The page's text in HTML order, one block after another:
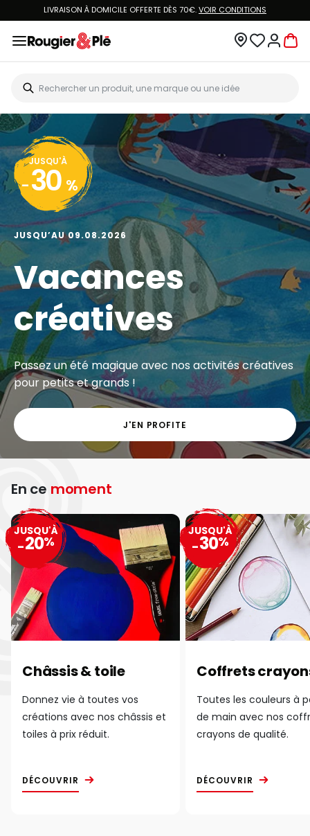
LIVRAISON À DOMICILE OFFERTE DÈS 70€.VOIR CONDITIONS
JUSQU'À
- 30 %
JUSQU’AU 09.08.2026
Vacances
créatives
Passez un été magique avec nos activités créatives
pour petits et grands !
J'EN PROFITE
En ce moment
Châssis & toile
Donnez vie à toutes vos
créations avec nos châssis et
toiles à prix réduit.
DÉCOUVRIR
JUSQU'À
-20%
Coffrets
Toutes les couleurs à
de main avec nos
crayons de qualité.
DÉCOUVRIR
JUSQU'À
-30%